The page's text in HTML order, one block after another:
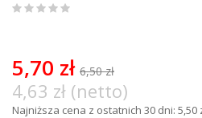
5,70 zł 6,50 zł
4,63 zł (netto)
Najniższa cena z ostatnich 30 dni: 5,50